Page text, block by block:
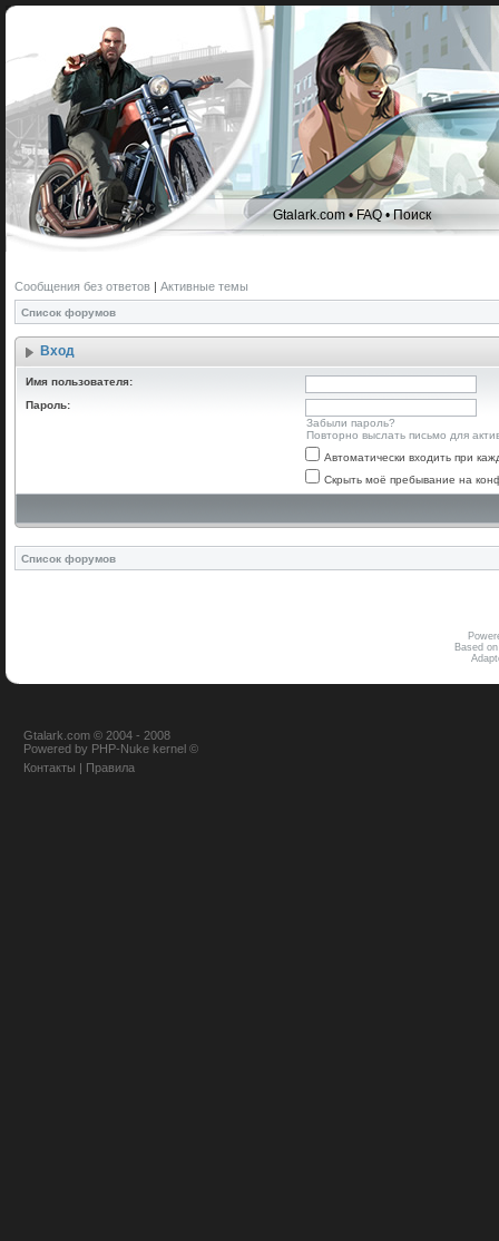
Gtalark.com •FAQ•Поиск
Сообщения без ответов | Активные темы
Список форумов
Вход
Имя пользователя:
Пароль:
Забыли пароль?
Повторно выслать письмо для
Автоматически входить при
Скрыть моё пребывание на
Список форумов
Based
Gtalark.com © 2004 - 2008
Powered by PHP-Nuke kernel ©
Контакты | Правила